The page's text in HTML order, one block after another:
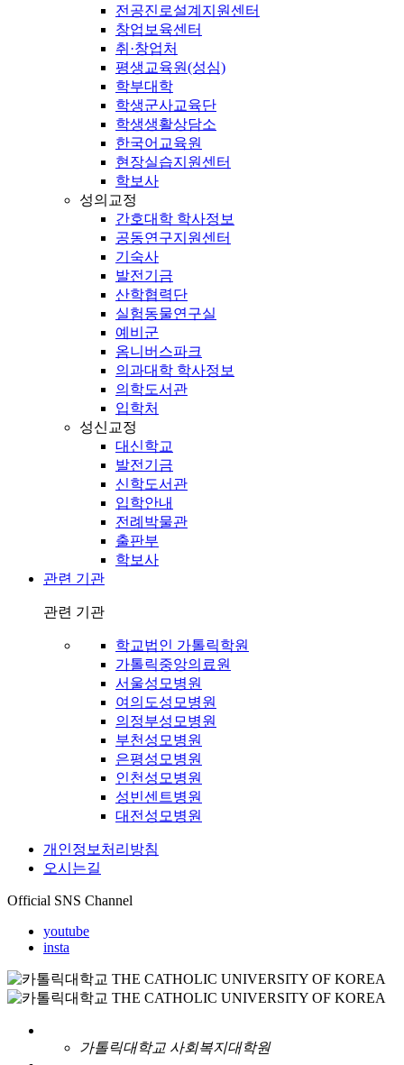
전공진로설계지원센터
창업보육센터
취·창업처
평생교육원(성심)
학부대학
학생군사교육단
학생생활상담소
한국어교육원
현장실습지원센터
학보사
성의교정
간호대학 학사정보
공동연구지원센터
기숙사
발전기금
산학협력단
실험동물연구실
예비군
옴니버스파크
의과대학 학사정보
의학도서관
입학처
성신교정
대신학교
발전기금
신학도서관
입학안내
전례박물관
출판부
학보사
관련 기관
관련 기관
학교법인 가톨릭학원
가톨릭중앙의료원
서울성모병원
여의도성모병원
의정부성모병원
부천성모병원
은평성모병원
인천성모병원
성빈센트병원
대전성모병원
개인정보처리방침
오시는길
Official SNS Channel
youtube
insta
가톨릭대학교 사회복지대학원